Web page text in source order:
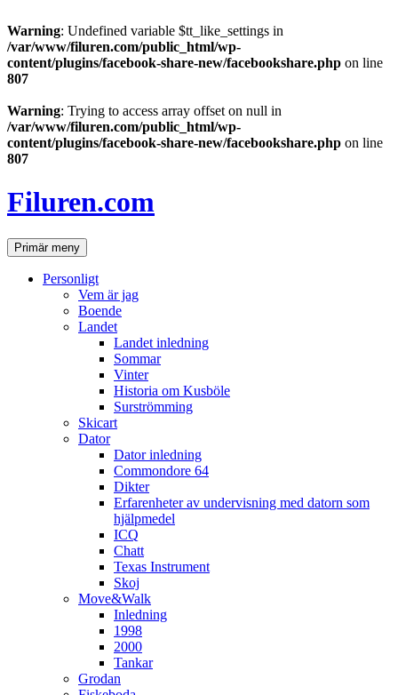
Warning: Undefined variable $tt_like_settings in
/var/www/filuren.com/public_html/wp-
content/plugins/facebook-share-new/facebookshare.php on line
807
Warning: Trying to access array offset on null in
/var/www/filuren.com/public_html/wp-
content/plugins/facebook-share-new/facebookshare.php on line
807
till
innehåll
Filuren.com
SökPrimär meny
Personligt
Vem är jag
Boende
Landet
Landet inledning
Sommar
Vinter
Historia om Kusböle
Surströmming
Skicart
Dator
Dator inledning
Commondore 64
Dikter
Erfarenheter av undervisning med datorn som
hjälpmedel
ICQ
Chatt
Texas Instrument
Skoj
Move&Walk
Inledning
1998
2000
Tankar
Grodan